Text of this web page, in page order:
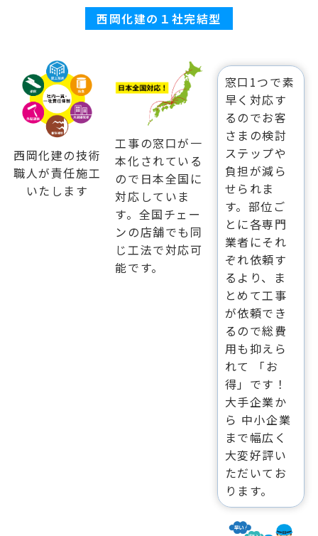
西岡化建の１社完結型
西岡化建の技術
職人が責任施工
いたします
工事の窓口が一
本化されている
ので日本全国に
対応していま
す。全国チェー
ンの店舗でも同
じ工法で対応可
能です。
窓口1つで素
早く対応す
るのでお客
さまの検討
ステップや
負担が減ら
せられま
す。部位ご
とに各専門
業者にそれ
ぞれ依頼す
るより、ま
とめて工事
が依頼でき
るので総費
用も抑えら
れて 「お
得」です！
大手企業か
ら 中小企業
まで幅広く
大変好評い
ただいてお
ります。